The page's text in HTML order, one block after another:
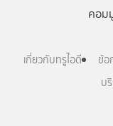
คอม
เกี่ยวกับทรูไอดี ข้อ
บ